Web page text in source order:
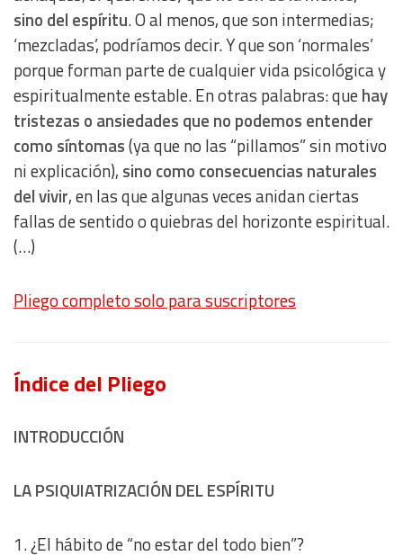
sino del espíritu. O al menos, que son intermedias;
‘mezcladas’, podríamos decir. Y que son ‘normales’
porque forman parte de cualquier vida psicológica y
espiritualmente estable. En otras palabras: quehay
tristezas o ansiedades que no podemos entender
como síntomas(ya que no las “pillamos” sin motivo
ni explicación), sino como consecuencias naturales
del vivir, en las que algunas veces anidan ciertas
fallas de sentido o quiebras del horizonte espiritual.
(…)
Pliego completo solo para suscriptores
Índice del Pliego
INTRODUCCIÓN
LA PSIQUIATRIZACIÓN DEL ESPÍRITU
1. ¿El hábito de “no estar del todo bien”?